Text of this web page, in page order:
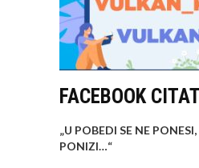
FACEBOOK CITATI
„U POBEDI SE NE
PONIZI…“